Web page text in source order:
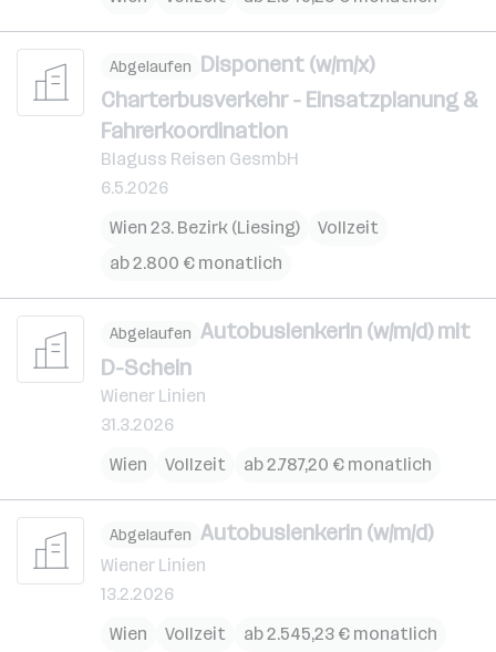
Abgelaufen Disponent (w/m/x)
Charterbusverkehr - Einsatzplanung &
Fahrerkoordination
Blaguss Reisen GesmbH
6.5.2026
Wien 23. Bezirk (Liesing)
Vollzeit
ab 2.800 € monatlich
Abgelaufen Autobuslenkerin (w/m/d) mit
D-Schein
Wiener Linien
31.3.2026
Wien
Vollzeit ab 2.787,20 € monatlich
Abgelaufen Autobuslenkerin (w/m/d)
Wiener Linien
13.2.2026
Wien
Vollzeit ab 2.545,23 € monatlich